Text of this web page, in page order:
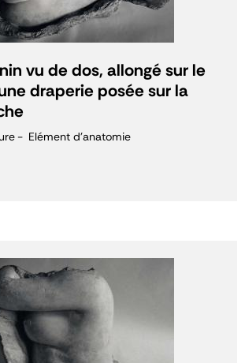
vu de dos, allongé sur le
draperie posée sur la
Elément d'anatomie